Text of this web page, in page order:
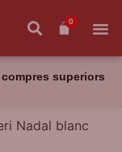
0
superiors
Nadal blanc